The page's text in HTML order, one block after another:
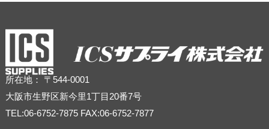
所在地： 〒544-0001
大阪市生野区新今里1丁目20番7号
TEL:06-6752-7875 FAX:06-6752-7877